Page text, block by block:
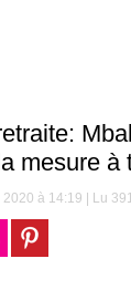
mesure à
à 14:19 | Lu